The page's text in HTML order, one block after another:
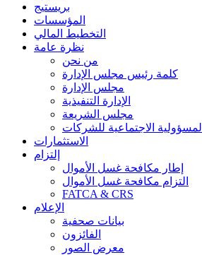
بريستيج
المؤسسات
التخطيط المالي
نظرة عامة
من نحن
كلمة رئيس مجلس الإدارة
مجلس الإدارة
الإدارة التنفيذية
مجلس الشريعة
المسؤولية الاجتماعية للشركات
الاستثمارات
إلتزام
إطار مكافحة غسل الأموال
التزام مكافحة غسل الأموال
FATCA & CRS
الإعلام
بيانات صحفية
الفائزون
معرض الصور